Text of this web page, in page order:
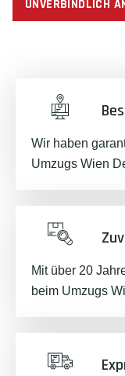
UNVERBINDLICH
Wir haben
Umzugs Wien
Mit über 20
beim Umzugs